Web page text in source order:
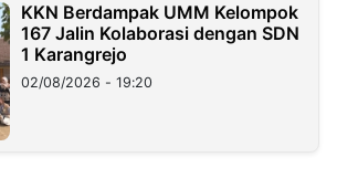
KKN Berdampak UMM Kelompok
167 Jalin Kolaborasi dengan SDN
1 Karangrejo
02/08/2026 - 19:20